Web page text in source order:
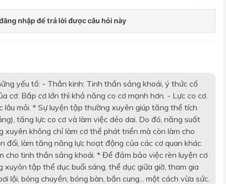
yếu tố: - Thần kinh: Tinh thần sảng khoái, ý thức cố
cơ: Bắp cơ lớn thì khả năng co cơ mạnh hơn. - Lực co cơ.
lâu mỏi. * Sự luyện tập thường xuyên giúp tăng thể tích
tăng lực co cơ và làm việc dẻo dai. Do đó, năng suất
xuyên không chỉ làm cơ thể phát triển mà còn làm cho
đối, làm tăng năng lực hoạt động của các cơ quan khác
cho tinh thần sảng khoái. * Để đảm bảo việc rèn luyện cơ
xuyôn tập thể dục buổi sáng, thể dục giữa giờ, tham gia
lội, bóng chuyền, bóng bàn, bắn cung... một cách vừa sức.